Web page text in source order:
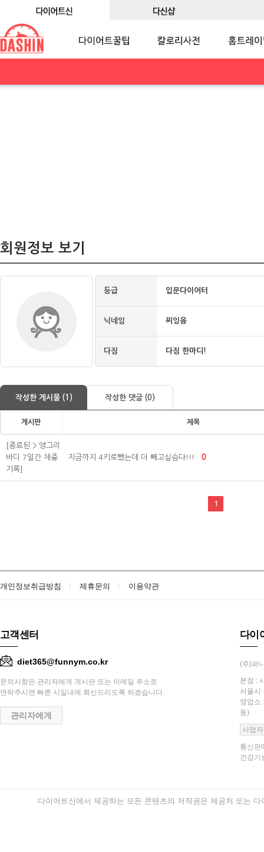
회원정보 보기
등급 입문다이어터
닉네임 찌잉융
다짐 다짐 한마디!
작성한 게시물 (1) 작성한 댓글 (0)
게시판 제목
[종료된 > 앵그리
바디 7일간 체중
기록]
지금까지 4키로뺐는데 더 빼고싶슴다!!! 0
1
개인정보취급방침 제휴문의 이용약관
고객센터
diet365@funnym.co.kr
문의사항은 관리자에게 게시판 또는 이메일 주소로
연락주시면 빠른 시일내에 회신드리도록 하겠습니다.
관리자에게
다이
(주)퍼
본점 :
서울시
영업소
동)
사업
통신판
건강기
다이어트신에서 제공하는 모든 콘텐츠의 저작권은 제공처 또는